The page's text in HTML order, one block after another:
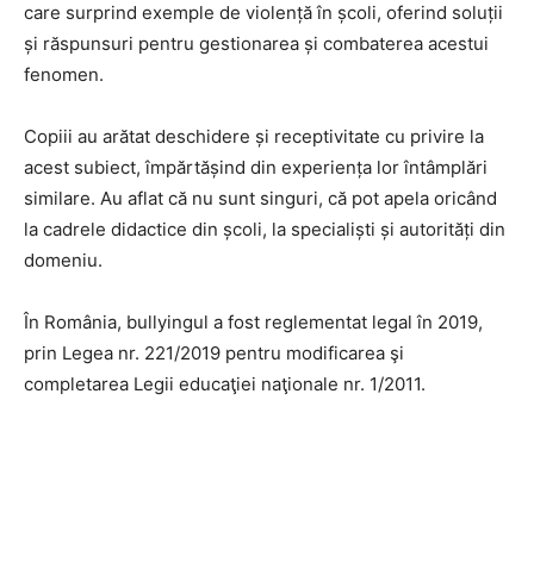
care surprind exemple de violență în școli, oferind soluții
și răspunsuri pentru gestionarea și combaterea acestui
fenomen.
Copiii au arătat deschidere și receptivitate cu privire la
acest subiect, împărtășind din experiența lor întâmplări
similare. Au aflat că nu sunt singuri, că pot apela oricând
la cadrele didactice din școli, la specialiști și autorități din
domeniu.
În România, bullyingul a fost reglementat legal în 2019,
prin Legea nr. 221/2019 pentru modificarea şi
completarea Legii educaţiei naţionale nr. 1/2011.